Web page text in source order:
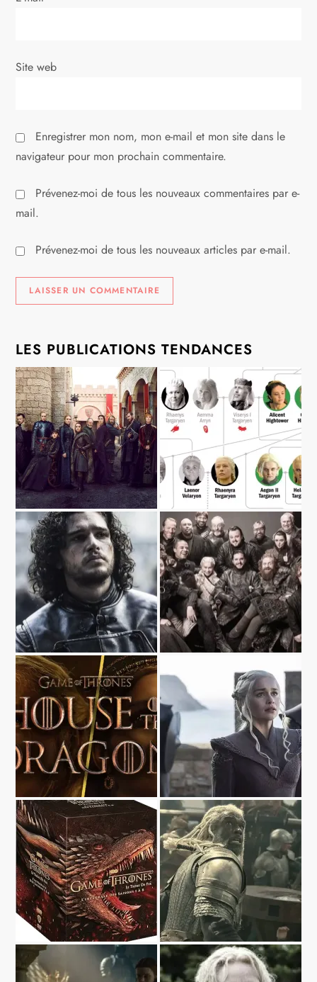
r
i
l
Site web
Enregistrer mon nom, mon e-mail et mon site dans le
navigateur pour mon prochain commentaire.
Prévenez-moi de tous les nouveaux commentaires par e-
mail.
Prévenez-moi de tous les nouveaux articles par e-mail.
LES PUBLICATIONS TENDANCES